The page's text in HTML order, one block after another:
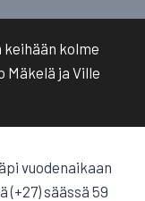
kolme
Mäkelä ja Ville
vuodenaikaan
säässä 59